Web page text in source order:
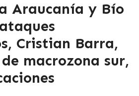
Araucanía y Bío
Cristian Barra,
macrozona sur,